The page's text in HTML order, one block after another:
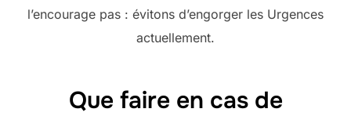
l’encourage pas : évitons d’engorger les Urgences
actuellement.
Que faire en cas de